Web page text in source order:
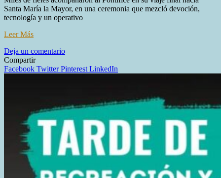
Santa María la Mayor, en una ceremonia que mezcló devoción,
tecnología y un operativo
Leer Más
Deja un comentarioen
ADIÓS
UNA
DESPEDIDA
HISTÓRICA
ENTRE
EMOCIÓN
Y
MÁXIMA
Compartir
Facebook TwitterPinterest LinkedIn